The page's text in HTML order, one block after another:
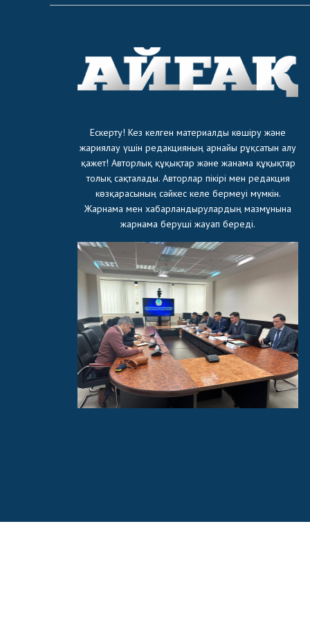
Ескерту! Кез келген материалды көшіру және
жариялау үшін редакцияның арнайы рұқсатын алу
қажет! Авторлық құқықтар және жанама құқықтар
толық сақталады. Авторлар пікірі мен редакция
көзқарасының сәйкес келе бермеуі мүмкін.
Жарнама мен хабарландырулардың мазмұнына
жарнама беруші жауап береді.